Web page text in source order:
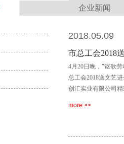
企业新闻
2018.05.09
市总工会2018
4月20日晚，"讴歌
总工会2018送文艺
创汇实业有限公司
more >>